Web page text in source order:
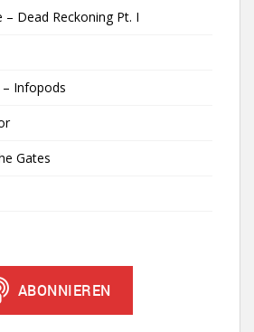
Dead Reckoning Pt. I
Infopods
Gates